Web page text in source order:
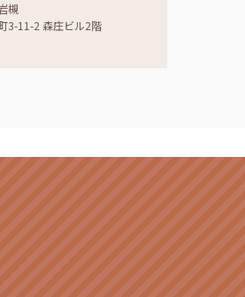
槻
3-11-2 森庄ビル2階